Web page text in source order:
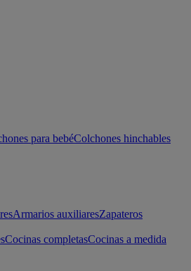
para bebéColchones hinchables
Armarios auxiliaresZapateros
Cocinas completasCocinas a medida